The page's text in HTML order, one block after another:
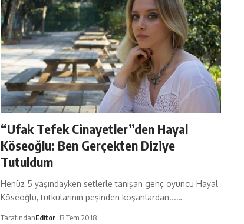
“Ufak Tefek Cinayetler”den Hayal
Köseoğlu: Ben Gerçekten Diziye
Tutuldum
Henüz 5 yaşındayken setlerle tanışan genç oyuncu Hayal
Köseoğlu, tutkularının peşinden koşanlardan...…
TarafındanEditör 13 Tem 2018